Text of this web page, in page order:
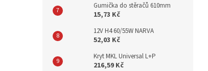
Gumička do stěračů 610mm
15,73 Kč
12V H4 60/55W NARVA
52,03 Kč
Kryt MKL Universal L+P
216,59 Kč